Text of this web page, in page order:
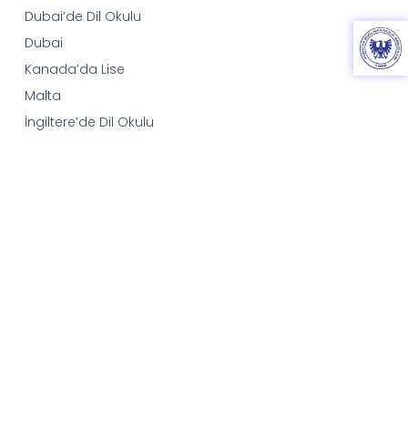
Dubai’de Dil Okulu
Dubai
Kanada’da Lise
Malta
İngiltere’de Dil Okulu